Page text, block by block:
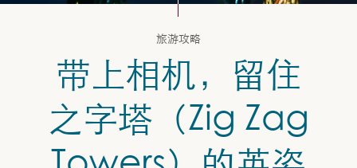
艺术与文化
之字塔（Zig Zag Tower）
旅游攻略
带上相机，留住
之字塔（Zig Zag